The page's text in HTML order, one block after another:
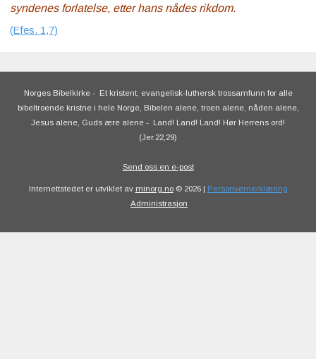
syndenes forlatelse, etter hans nådes rikdom.
(Efes. 1,7)
Norges Bibelkirke- Et kristent, evangelisk-luthersk trossamfunn for alle
bibeltroende kristne i hele Norge, Bibelen alene, troen alene, nåden alene,
Jesus alene, Guds ære alene - Land! Land! Land! Hør Herrens ord!
(Jer.22,29)
Send oss en e-post
Internettstedet er utviklet av minorg.no© 2026 | Personvernerklæring
Administrasjon